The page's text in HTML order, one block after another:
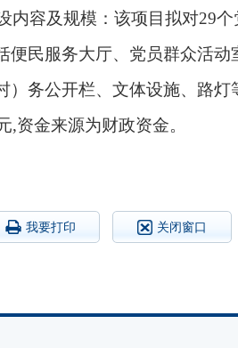
内容及规模： 该项目拟对29
便民服务大厅、党员群众活动
）务公开栏、文体设施、路灯
,资金来源为财政资金。
我要打印 关闭窗口